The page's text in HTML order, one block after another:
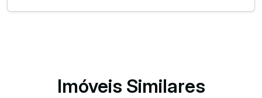
Imóveis Similares